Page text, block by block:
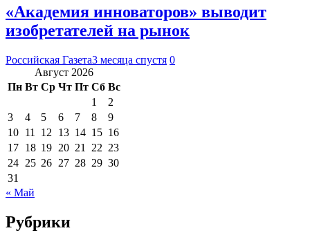
«Академия инноваторов» выводит
изобретателей на рынок
Российская Газета3 месяца спустя 0
Август 2026
Пн Вт Ср Чт Пт Сб Вс
1
2
3
4 5 6 7 8
9
10 11 12 13 14 15 16
17 18 19 20 21 22 23
24 25 26 27 28 29 30
31
« Май
Рубрики